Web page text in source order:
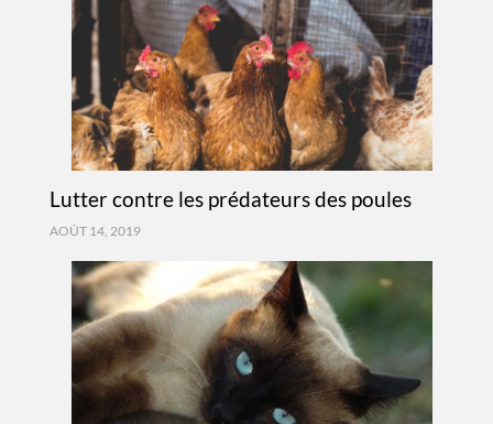
Lutter contre les prédateurs des poules
AOÛT 14, 2019